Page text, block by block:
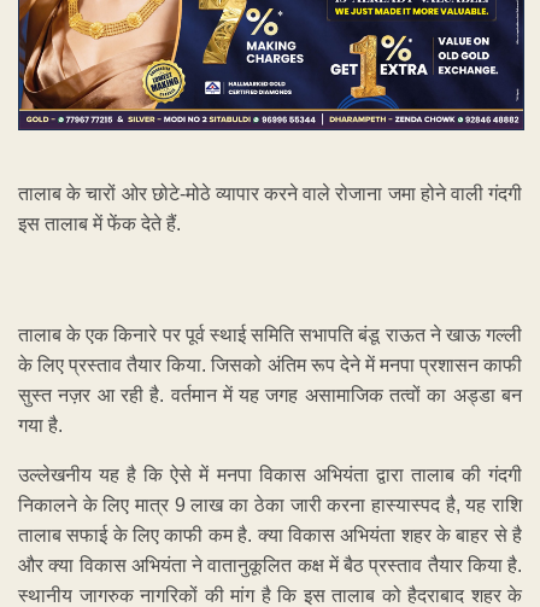
तालाब के चारों ओर छोटे-मोठे व्यापार करने वाले रोजाना जमा होने वाली गंदगी
इस तालाब में फेंक देते हैं.
तालाब के एक किनारे पर पूर्व स्थाई समिति सभापति बंडू राऊत ने खाऊ गल्ली
के लिए प्रस्ताव तैयार किया. जिसको अंतिम रूप देने में मनपा प्रशासन काफी
सुस्त नज़र आ रही है. वर्तमान में यह जगह असामाजिक तत्वों का अड्डा बन
गया है.
उल्लेखनीय यह है कि ऐसे में मनपा विकास अभियंता द्वारा तालाब की गंदगी
निकालने के लिए मात्र 9 लाख का ठेका जारी करना हास्यास्पद है, यह राशि
तालाब सफाई के लिए काफी कम है. क्या विकास अभियंता शहर के बाहर से है
और क्या विकास अभियंता ने वातानुकूलित कक्ष में बैठ प्रस्ताव तैयार किया है.
स्थानीय जागरुक नागरिकों की मांग है कि इस तालाब को हैदराबाद शहर के